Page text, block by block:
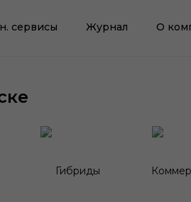
сервисы Журнал О
Гибриды